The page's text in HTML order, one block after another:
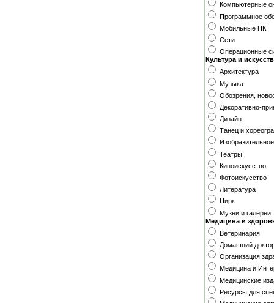
Компьютерные
Программное
Мобильные ПК
Сети
Операционные
Культура и
Архитектура
Музыка
Обозрения,
Декоративно-
Дизайн
Танец и
Театры
Киноискусство
Фотоискусство
Литература
Цирк
Музеи и галереи
Медицина и
Ветеринария
Домашний
Организация
Медицина и
Медицинские
Ресурсы для